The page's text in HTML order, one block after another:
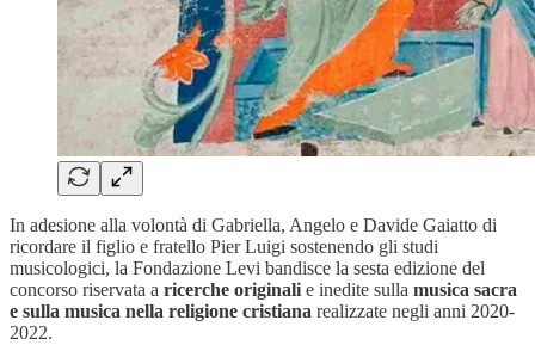
In adesione alla volontà di Gabriella, Angelo e Davide Gaiatto di
ricordare il figlio e fratello Pier Luigi sostenendo gli studi
musicologici, la Fondazione Levi bandisce la sesta edizione del
concorso riservata a ricerche originali e inedite sulla musica sacra
e sulla musica nella religione cristiana realizzate negli anni 2020-
2022.